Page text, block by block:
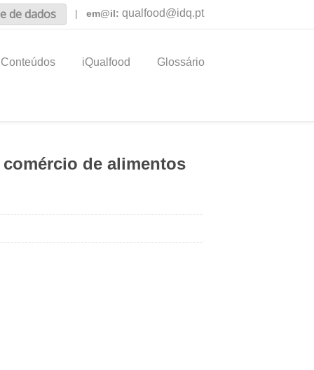
de dados | em@il: qualfood@idq.pt
Conteúdos iQualfood Glossário
de alimentos